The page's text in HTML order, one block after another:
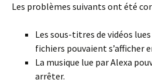
Les problèmes suivants ont été
Les sous-titres de vidéos
fichiers pouvaient s’afficher
La musique lue par Alexa
arrêter.